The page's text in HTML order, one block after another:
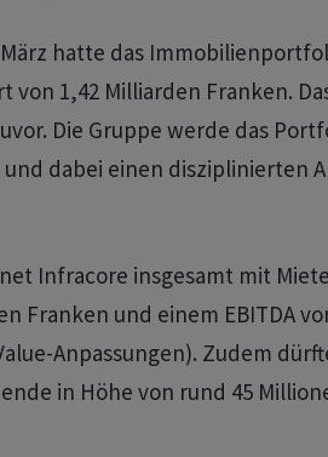
hatte das
von 1,42 Milliarden Franken.
Die Gruppe werde das
und dabei einen disziplinierten
Infracore insgesamt mit
Franken und einem EBITDA
Anpassungen). Zudem
in Höhe von rund 45